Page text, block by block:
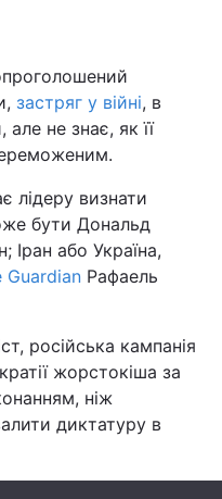
застряг у війні, в
не знає, як її
лідеру визнати
бути Дональд
або Україна,
Guardian Рафаель
російська кампанія
жорстокіша за
ніж
диктатуру в